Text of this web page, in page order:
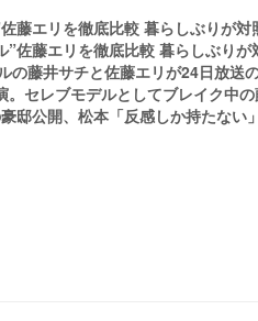
藤エリを徹底比較 暮らしぶりが
”佐藤エリを徹底比較 暮らしぶり
の藤井サチと佐藤エリが24日放送
セレブモデルとしてブレイク中
邸公開、松本「反感しか持たな